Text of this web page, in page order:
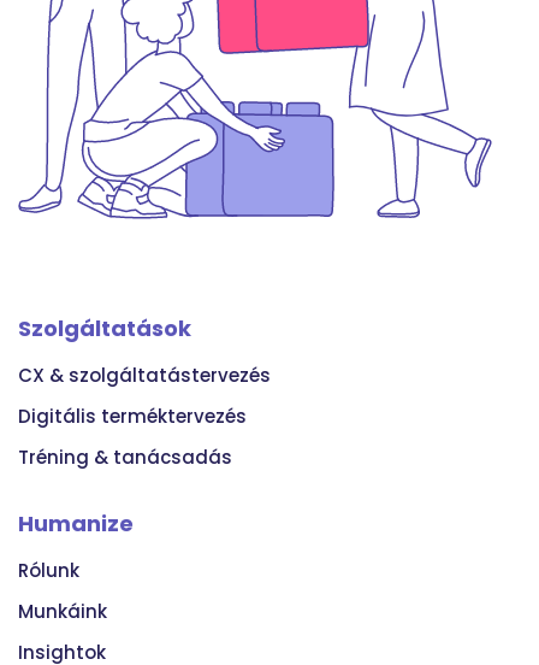
Szolgáltatások
CX & szolgáltatástervezés
Digitális terméktervezés
Tréning & tanácsadás
Humanize
Rólunk
Munkáink
Insightok